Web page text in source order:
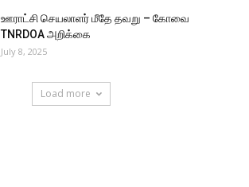
ஊராட்சி செயலாளர் மீதே தவறு – கோவை
TNRDOA அறிக்கை
July 8, 2025
Load more